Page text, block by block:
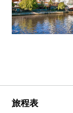
旅程表